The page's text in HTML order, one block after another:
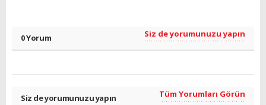
0 Yorum Siz de yorumunuzu yapın
Siz de yorumunuzu yapın Tüm Yorumları Görün